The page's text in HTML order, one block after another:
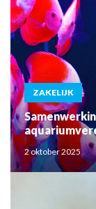
ZAKELIJK
2 oktober 2025